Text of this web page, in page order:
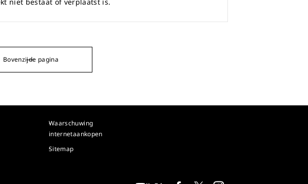
Bovenzijde pagina
Waarschuwing
internetaankopen
Sitemap